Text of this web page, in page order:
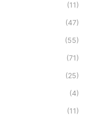
(11)
(47)
(55)
(71)
(25)
(4)
(11)